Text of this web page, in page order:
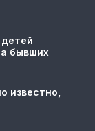
бывших
известно,